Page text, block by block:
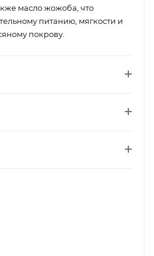
масло жожоба, что
питанию, мягкости и
покрову.